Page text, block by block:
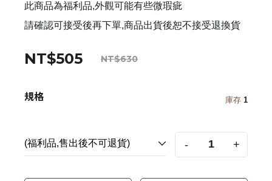
此商品為福利品,外觀可能有些微瑕疵
請確認可接受後再下單,商品出貨後恕不接受退換貨
NT$505 NT$630
規格 庫存 1
- +